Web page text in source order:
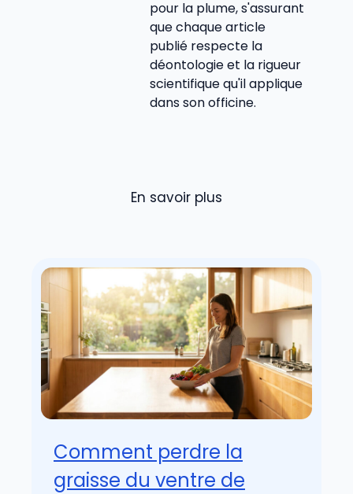
pour la plume, s'assurant
que chaque article
publié respecte la
déontologie et la rigueur
scientifique qu'il applique
dans son officine.
En savoir plus
Comment perdre la
graisse du ventre de